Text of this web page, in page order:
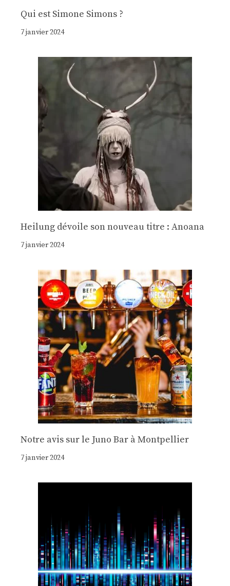
Qui est Simone Simons ?
7 janvier 2024
Heilung dévoile son nouveau titre : Anoana
7 janvier 2024
Notre avis sur le Juno Bar à Montpellier
7 janvier 2024